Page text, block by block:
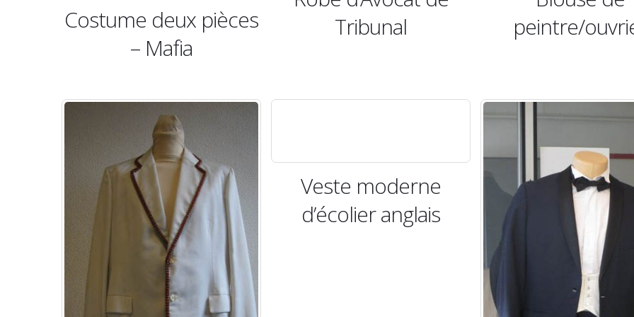
Costume deux pièces
– Mafia
Tribunal
peintre/
Veste moderne
d’écolier anglais